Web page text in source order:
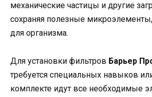
механические частицы и другие
сохраняя полезные
для организма.
Для установки фильтров Барьер
требуется специальных навыков
комплекте идут все необходимые